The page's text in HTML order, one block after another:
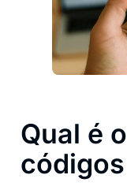
Qual é
códigos